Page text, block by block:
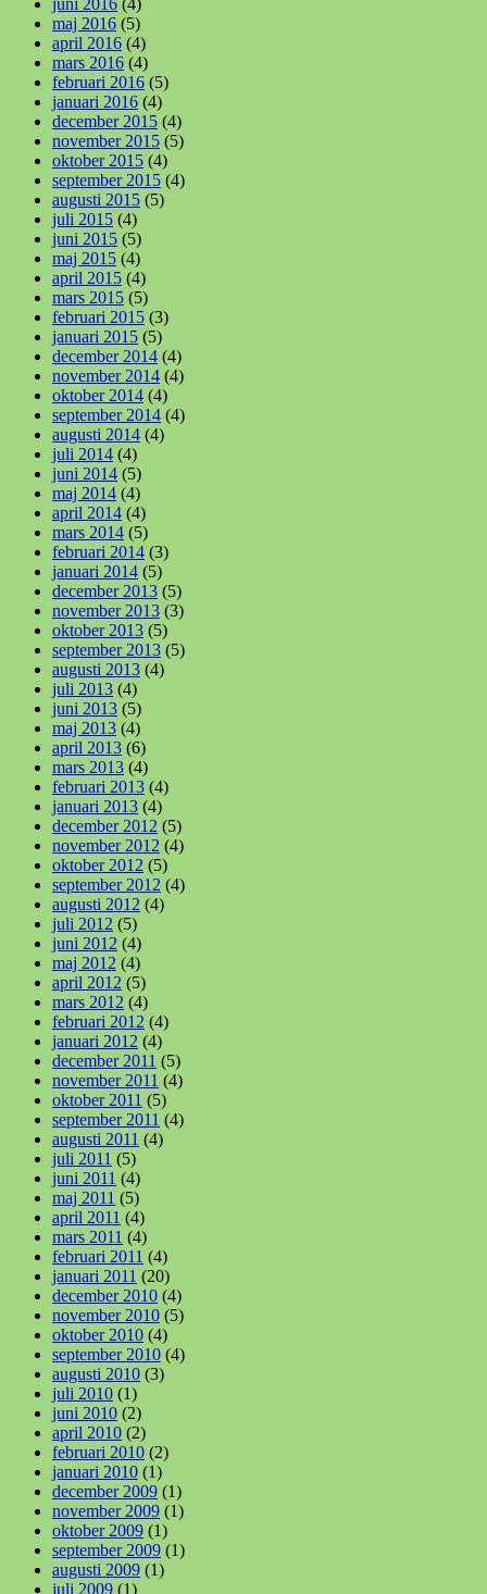
maj 2016 (5)
april 2016 (4)
mars 2016 (4)
februari 2016 (5)
januari 2016 (4)
december 2015 (4)
november 2015 (5)
oktober 2015 (4)
september 2015 (4)
augusti 2015 (5)
juli 2015 (4)
juni 2015 (5)
maj 2015 (4)
april 2015 (4)
mars 2015 (5)
februari 2015 (3)
januari 2015 (5)
december 2014 (4)
november 2014 (4)
oktober 2014 (4)
september 2014 (4)
augusti 2014 (4)
juli 2014 (4)
juni 2014 (5)
maj 2014 (4)
april 2014 (4)
mars 2014 (5)
februari 2014 (3)
januari 2014 (5)
december 2013 (5)
november 2013 (3)
oktober 2013 (5)
september 2013 (5)
augusti 2013 (4)
juli 2013 (4)
juni 2013 (5)
maj 2013 (4)
april 2013 (6)
mars 2013 (4)
februari 2013 (4)
januari 2013 (4)
december 2012 (5)
november 2012 (4)
oktober 2012 (5)
september 2012 (4)
augusti 2012 (4)
juli 2012 (5)
juni 2012 (4)
maj 2012 (4)
april 2012 (5)
mars 2012 (4)
februari 2012 (4)
januari 2012 (4)
december 2011 (5)
november 2011 (4)
oktober 2011 (5)
september 2011 (4)
augusti 2011 (4)
juli 2011 (5)
juni 2011 (4)
maj 2011 (5)
april 2011 (4)
mars 2011 (4)
februari 2011 (4)
januari 2011 (20)
december 2010 (4)
november 2010 (5)
oktober 2010 (4)
september 2010 (4)
augusti 2010 (3)
juli 2010 (1)
juni 2010 (2)
april 2010 (2)
februari 2010 (2)
januari 2010 (1)
december 2009 (1)
november 2009 (1)
oktober 2009 (1)
september 2009 (1)
augusti 2009 (1)
juli 2009 (1)